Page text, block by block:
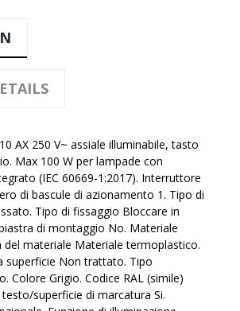
AX 250 V~ assiale illuminabile, tasto
Max 100 W per lampade con
(IEC 60669-1:2017). Interruttore
di bascule di azionamento 1. Tipo di
Tipo di fissaggio Bloccare in
di montaggio No. Materiale
del materiale Materiale termoplastico.
superficie Non trattato. Tipo
Colore Grigio. Codice RAL (simile)
testo/superficie di marcatura Si.